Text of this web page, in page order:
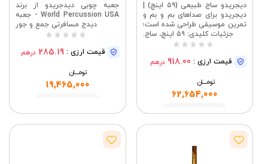
دیجریدو ساج طبیعی (۵۹ اینچ) |
دیجریدو برای صداهای بم و بم و
تمرین موسیقی طراحی شده است؛
جزئیات کلیدی: ۵۹ اینچ، ساج.
قیمت ارزی : 918.00 درهم
تومــــــان
62,654,000
مشاهده
جعبه چوبی دیدجریدو از برند
World Percussion USA - جعبه
دیدج مسافرتی جمع و جور
قیمت ارزی : 285.19 درهم
تومــــــان
19,465,000